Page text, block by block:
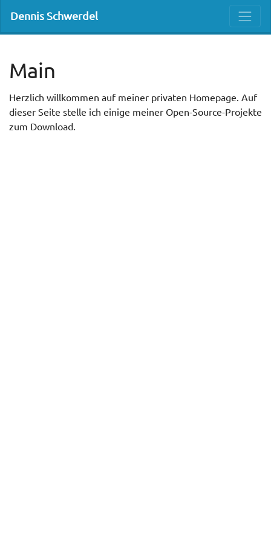
Dennis Schwerdel
Main
Herzlich willkommen auf meiner privaten Homepage. Auf
dieser Seite stelle ich einige meiner Open-Source-Projekte
zum Download.